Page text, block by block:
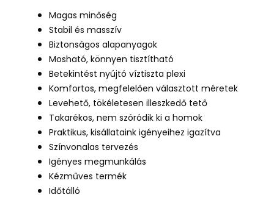
Magas minőség
Stabil és masszív
Biztonságos alapanyagok
Mosható, könnyen tisztítható
Betekintést nyújtó víztiszta plexi
Komfortos, megfelelően választott méretek
Levehető, tökéletesen illeszkedő tető
Takarékos, nem szóródik ki a homok
Praktikus, kisállataink igényeihez igazítva
Színvonalas tervezés
Igényes megmunkálás
Kézműves termék
Időtálló